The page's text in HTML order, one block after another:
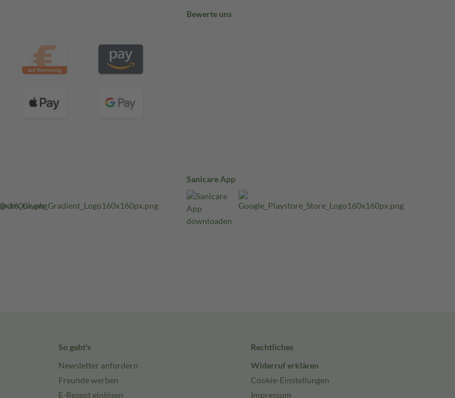
Bewerte uns
Sanicare App
So geht's
Newsletter anfordern
Freunde werben
E-Rezept einlösen
Rechtliches
Widerruf erklären
Cookie-Einstellungen
Impressum